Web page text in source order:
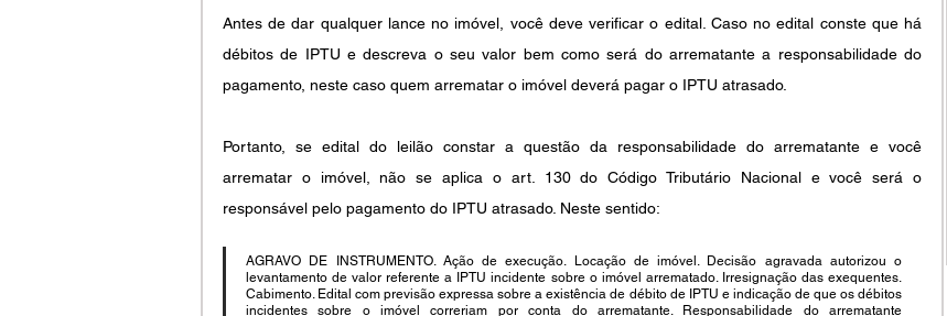
Antes de dar qualquer lance no imóvel, você deve verificar o edital. Caso no edital conste que há
débitos de IPTU e descreva o seu valor bem como será do arrematante a responsabilidade do
pagamento, neste caso quem arrematar o imóvel deverá pagar o IPTU atrasado.
Portanto, se edital do leilão constar a questão da responsabilidade do arrematante e você
arrematar o imóvel, não se aplica o art. 130 do Código Tributário Nacional e você será o
responsável pelo pagamento do IPTU atrasado. Neste sentido:
AGRAVO DE INSTRUMENTO. Ação de execução. Locação de imóvel. Decisão agravada autorizou o
levantamento de valor referente a IPTU incidente sobre o imóvel arrematado. Irresignação das exequentes.
Cabimento. Edital com previsão expressa sobre a existência de débito de IPTU e indicação de que os débitos
incidentes sobre o imóvel correriam por conta do arrematante. Responsabilidade do arrematante